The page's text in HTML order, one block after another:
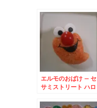
エルモのおばけ – セ
サミストリート ハロ
ELMO